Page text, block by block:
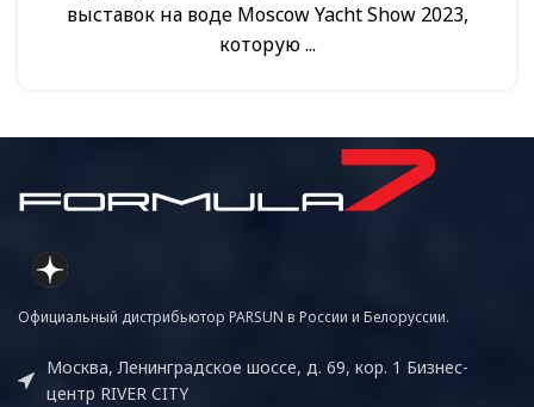
выставок на воде Moscow Yacht Show 2023,
которую ...
Официальный дистрибьютор PARSUN в России и Белоруссии.
Москва, Ленинградское шоссе, д. 69, кор. 1 Бизнес-
центр RIVER CITY